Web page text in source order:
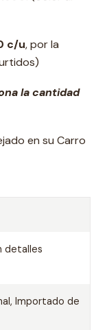
c/u, por la
la cantidad
en su Carro
detalles
Importado de